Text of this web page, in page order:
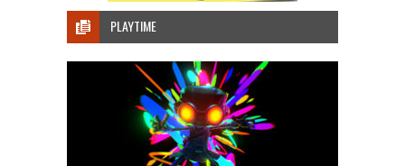
PLAYTIME